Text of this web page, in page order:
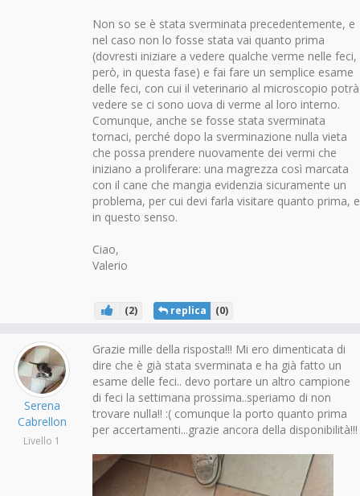
Non so se è stata sverminata precedentemente, e
nel caso non lo fosse stata vai quanto prima
(dovresti iniziare a vedere qualche verme nelle feci,
però, in questa fase) e fai fare un semplice esame
delle feci, con cui il veterinario al microscopio potrà
vedere se ci sono uova di verme al loro interno.
Comunque, anche se fosse stata sverminata
tornaci, perché dopo la sverminazione nulla vieta
che possa prendere nuovamente dei vermi che
iniziano a proliferare: una magrezza così marcata
con il cane che mangia evidenzia sicuramente un
problema, per cui devi farla visitare quanto prima, e
in questo senso.
Ciao,
Valerio
(2) replica (0)
Serena
Cabrellon
Livello 1
Grazie mille della risposta!!! Mi ero dimenticata di
dire che è già stata sverminata e ha già fatto un
esame delle feci.. devo portare un altro campione
di feci la settimana prossima..speriamo di non
trovare nulla!! :( comunque la porto quanto prima
per accertamenti...grazie ancora della disponibilità!!!